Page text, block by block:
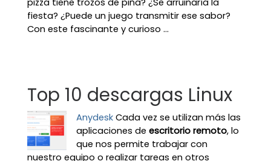
fiesta? ¿Puede un juego transmitir ese sabor?
Con este fascinante y curioso ...
Top 10 descargas Linux
Anydesk Cada vez se utilizan más las
aplicaciones de escritorio remoto, lo
que nos permite trabajar con
nuestro equipo o realizar tareas en otros